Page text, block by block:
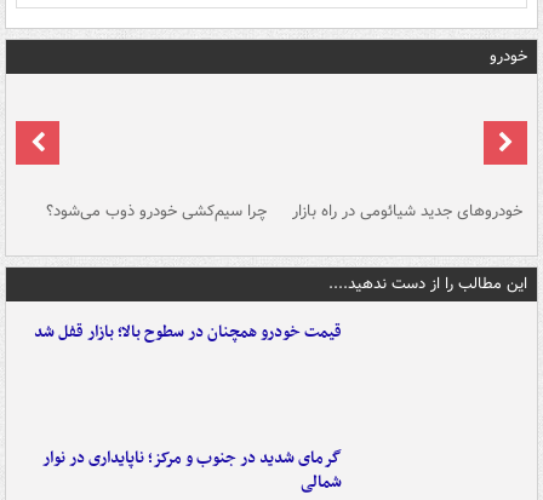
خودرو
خودروهای جدید شیائومی در راه بازار چرا سیم‌کشی خودرو ذوب می‌شود؟
این مطالب را از دست ندهید....
قیمت خودرو همچنان در سطوح بالا؛ بازار قفل شد
گرمای شدید در جنوب و مرکز؛ ناپایداری در نوار
شمالی